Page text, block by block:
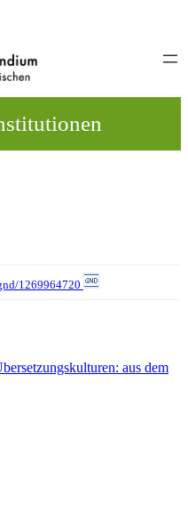
1269964720
aus dem